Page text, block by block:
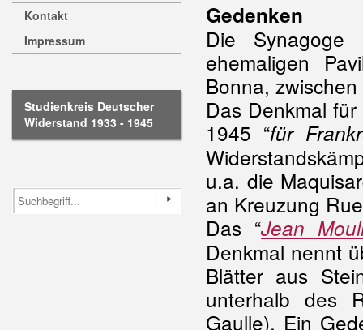
Kontakt
Impressum
Studienkreis Deutscher
Widerstand 1933 - 1945
Gedenken
Die
ehemaligen
Bonna,
Das Denkmal
1945 “für
u.a. die
an Kreuzung
Das “Jean
Denkmal nennt
Blätter aus
unterhalb des
Gaulle). Ein